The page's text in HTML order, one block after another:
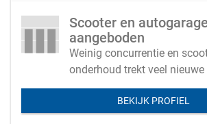
Scooter en
aangeboden
Weinig concurrentie en
onderhoud trekt veel
BEKIJK PROFIEL